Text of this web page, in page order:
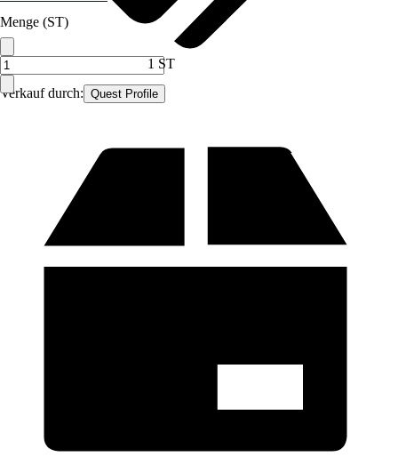
Verkauf durch: Quest Profile
Menge (ST)
1 ST